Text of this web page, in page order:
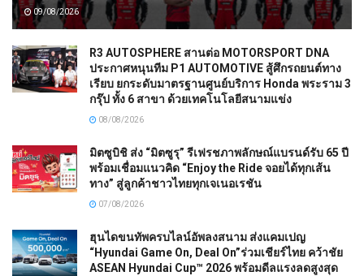
09/08/2026
R3 AUTOSPHERE สานต่อ MOTORSPORT DNA
ประกาศหนุนทีม P1 AUTOMOTIVE สู้ศึกรถยนต์ทาง
เรียบ ยกระดับมาตรฐานศูนย์บริการ Honda พระราม 3
กรุ๊ป ทั้ง 6 สาขา ด้วยเทคโนโลยีสนามแข่ง
08/08/2026
มิตซูบิชิ ส่ง “มิตซูรุ” รีเฟรชภาพลักษณ์แบรนด์รับ 65 ปี
พร้อมเชื่อมแนวคิด “Enjoy the Ride จอยได้ทุกเส้น
ทาง” สู่ลูกค้าชาวไทยทุกเจเนอเรชัน
07/08/2026
ฮุนไดขนทัพครบไลน์อัพลงสนาม ส่งแคมเปญ
“Hyundai Game On, Deal On”ร่วมเชียร์ไทย คว้าชัย
ASEAN Hyundai Cup™ 2026 พร้อมดีลแรงลดสูงสุด